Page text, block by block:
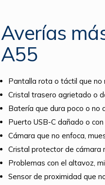
Averías
A55
Pantalla rota o táctil que
Cristal trasero agrietado o
Batería que dura poco o no
Puerto USB-C dañado o
Cámara que no enfoca,
Cristal protector de cámara
Problemas con el altavoz,
Sensor de proximidad que